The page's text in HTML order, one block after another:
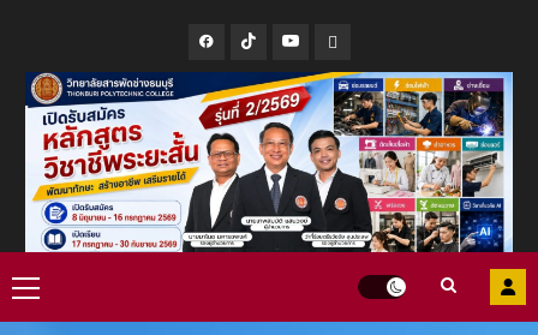
content
FacebookTiktokYoutubeLine
Primary
Menu